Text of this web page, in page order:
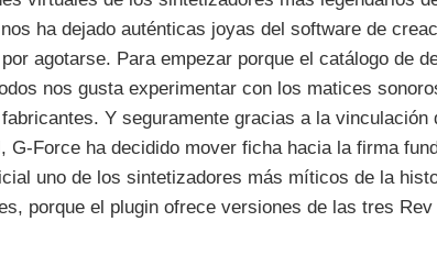
ha dejado auténticas joyas del software de
agotarse. Para empezar porque el catálogo de
nos gusta experimentar con los matices
Y seguramente gracias a la vinculación
G-Force ha decidido mover ficha hacia la firma
uno de los sintetizadores más míticos de la
porque el plugin ofrece versiones de las tres